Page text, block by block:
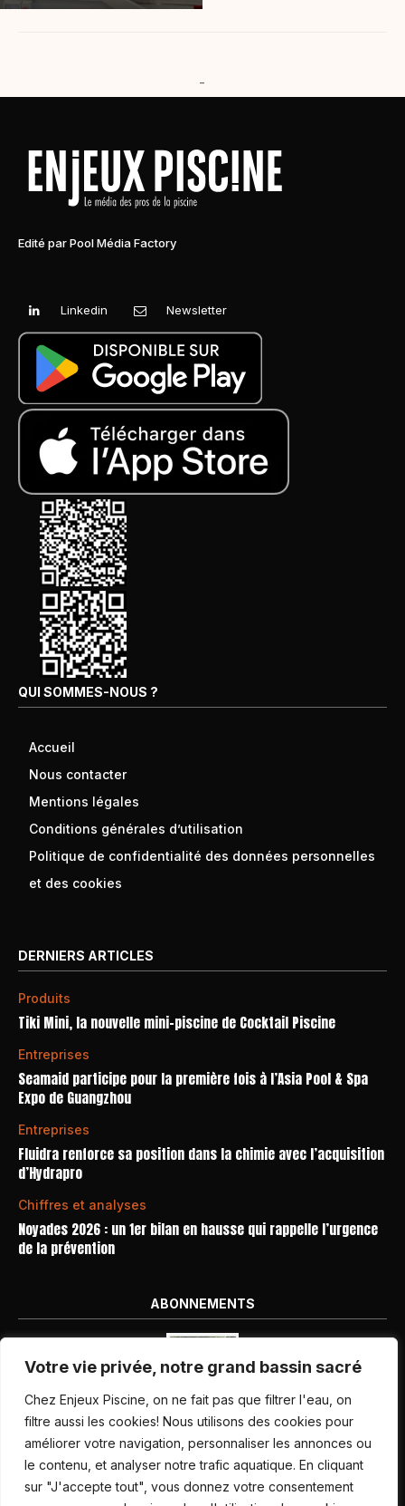
Votre vie privée, notre grand bassin sacré
Chez Enjeux Piscine, on ne fait pas que filtrer l'eau, on
filtre aussi les cookies! Nous utilisons des cookies pour
améliorer votre navigation, personnaliser les annonces ou
le contenu, et analyser notre trafic aquatique. En cliquant
sur "J'accepte tout", vous donnez votre consentement
-
Edité par Pool Média Factory
Linkedin Newsletter
QUI SOMMES-NOUS ?
Accueil
Nous contacter
Mentions légales
Conditions générales d’utilisation
Politique de confidentialité des données personnelles
et des cookies
DERNIERS ARTICLES
Produits
Tiki Mini, la nouvelle mini-piscine de Cocktail Piscine
Entreprises
Seamaid participe pour la première fois à l’Asia Pool & Spa
Expo de Guangzhou
Entreprises
Fluidra renforce sa position dans la chimie avec l’acquisition
d’Hydrapro
Chiffres et analyses
Noyades 2026 : un 1er bilan en hausse qui rappelle l’urgence
de la prévention
ABONNEMENTS
Nos dernières parutions
Abonnement magazine